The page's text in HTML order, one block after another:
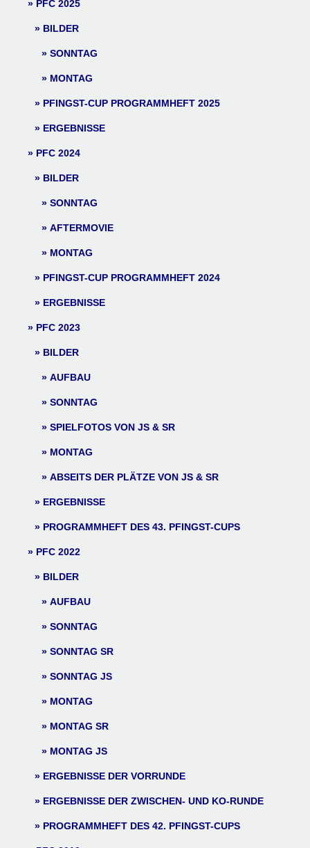
PFC 2025
BILDER
SONNTAG
MONTAG
PFINGST-CUP PROGRAMMHEFT 2025
ERGEBNISSE
PFC 2024
BILDER
SONNTAG
AFTERMOVIE
MONTAG
PFINGST-CUP PROGRAMMHEFT 2024
ERGEBNISSE
PFC 2023
BILDER
AUFBAU
SONNTAG
SPIELFOTOS VON JS & SR
MONTAG
ABSEITS DER PLÄTZE VON JS & SR
ERGEBNISSE
PROGRAMMHEFT DES 43. PFINGST-CUPS
PFC 2022
BILDER
AUFBAU
SONNTAG
SONNTAG SR
SONNTAG JS
MONTAG
MONTAG SR
MONTAG JS
ERGEBNISSE DER VORRUNDE
ERGEBNISSE DER ZWISCHEN- UND KO-RUNDE
PROGRAMMHEFT DES 42. PFINGST-CUPS